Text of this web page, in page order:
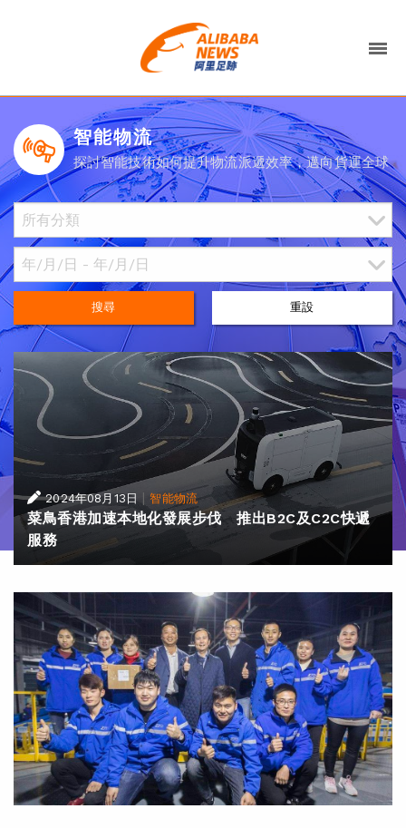
智能物流
探討智能技術如何提升物流派遞效率，邁向貨運全球
搜尋 重設
2024年08月13日 |智能物流
菜鳥香港加速本地化發展步伐 推出B2C及C2C快遞
服務